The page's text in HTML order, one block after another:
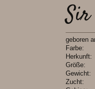
Sir
geboren